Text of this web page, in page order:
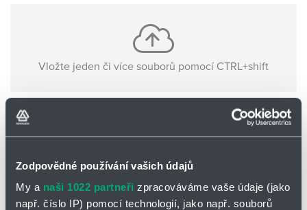
Zodpovědné používání vašich údajů
My a naši 1022 partneři zpracováváme vaše údaje (jako
např. číslo IP) pomocí technologií, jako např. souborů
Vložte jeden či více souborů pomocí CTRL+shift
Nejsou nahrané žádné soubory
Jméno a příjmení